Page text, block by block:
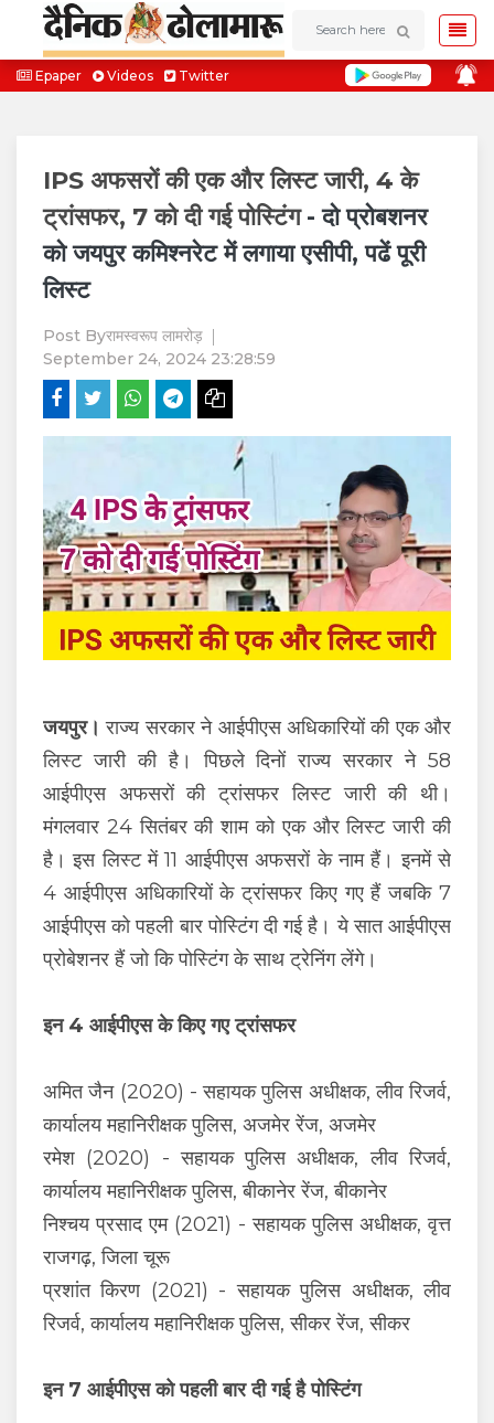
Epaper Videos Twitter
IPS अफसरों की एक और लिस्ट जारी, 4 के
ट्रांसफर, 7 को दी गई पोस्टिंग- दो प्रोबशनर
को जयपुर कमिश्नरेट में लगाया एसीपी, पढें पूरी
लिस्ट
Post Byरामस्वरूप लामरोड़
September 24, 2024 23:28:59
जयपुर। राज्य सरकार ने आईपीएस अधिकारियों की एक और
लिस्ट जारी की है। पिछले दिनों राज्य सरकार ने 58
आईपीएस अफसरों की ट्रांसफर लिस्ट जारी की थी।
मंगलवार 24 सितंबर की शाम को एक और लिस्ट जारी की
है। इस लिस्ट में 11 आईपीएस अफसरों के नाम हैं। इनमें से
4 आईपीएस अधिकारियों के ट्रांसफर किए गए हैं जबकि 7
आईपीएस को पहली बार पोस्टिंग दी गई है। ये सात आईपीएस
प्रोबेशनर हैं जो कि पोस्टिंग के साथ ट्रेनिंग लेंगे।
इन 4 आईपीएस के किए गए ट्रांसफर
अमित जैन (2020) - सहायक पुलिस अधीक्षक, लीव रिजर्व,
कार्यालय महानिरीक्षक पुलिस, अजमेर रेंज, अजमेर
रमेश (2020) - सहायक पुलिस अधीक्षक, लीव रिजर्व,
कार्यालय महानिरीक्षक पुलिस, बीकानेर रेंज, बीकानेर
निश्चय प्रसाद एम (2021) - सहायक पुलिस अधीक्षक, वृत्त
राजगढ़, जिला चूरू
प्रशांत किरण (2021) - सहायक पुलिस अधीक्षक, लीव
रिजर्व, कार्यालय महानिरीक्षक पुलिस, सीकर रेंज, सीकर
इन 7 आईपीएस को पहली बार दी गई है पोस्टिंग